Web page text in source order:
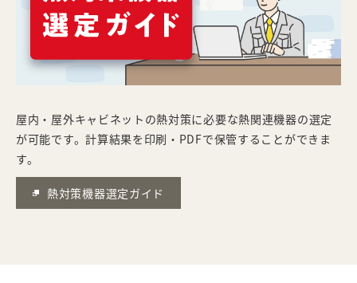
屋内・屋外キャビネットの熱対策に必要な熱関連機器の選定
が可能です。計算結果を印刷・PDFで保管することができま
す。
熱対策機器選定ガイド